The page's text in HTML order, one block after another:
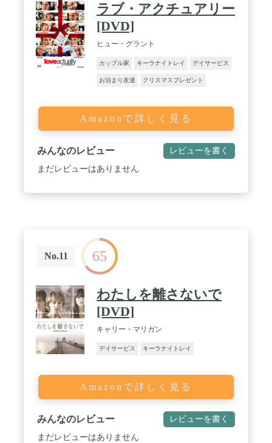
ラブ・アクチュアリー
[DVD]
ヒュー・グラント
カップル家 キーラナイトレイ デイサービス
お泊まり友達 クリスマスプレゼント
Amazonで詳しく見る
みんなのレビュー レビューを書く
まだレビューはありません
No.11 65
わたしを離さないで
[DVD]
キャリー・マリガン
デイサービス キーラナイトレイ
Amazonで詳しく見る
みんなのレビュー レビューを書く
まだレビューはありません